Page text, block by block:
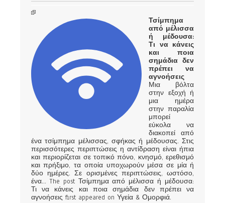
Τσίμπημα
από μέλισσα
ή μέδουσα:
Τι να κάνεις
και ποια
σημάδια δεν
πρέπει να
αγνοήσεις
Μια βόλτα
στην εξοχή ή
μια ημέρα
στην παραλία
μπορεί
εύκολα να
διακοπεί από
ένα τσίμπημα μέλισσας, σφήκας ή μέδουσας. Στις
περισσότερες περιπτώσεις η αντίδραση είναι ήπια
και περιορίζεται σε τοπικό πόνο, κνησμό, ερεθισμό
και πρήξιμο, τα οποία υποχωρούν μέσα σε μία ή
δύο ημέρες. Σε ορισμένες περιπτώσεις, ωστόσο,
ένα... The post Τσίμπημα από μέλισσα ή μέδουσα:
Τι να κάνεις και ποια σημάδια δεν πρέπει να
αγνοήσεις first appeared on Υγεία & Ομορφιά.